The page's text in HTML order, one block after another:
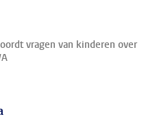
vragen van kinderen over